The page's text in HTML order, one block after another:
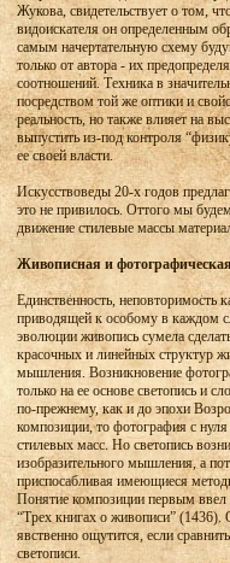
Жукова, свидетельствует о том,
видоискателя он определенным
самым начертательную схему
только от автора - их
соотношений. Техника в
посредством той же оптики и
реальность, но также влияет на
выпустить из-под контроля
ее своей власти.
Искусствоведы 20-х годов
это не привилось. Оттого мы
движение стилевые массы
Живописная и
Единственность, неповторимость
приводящей к особому в каждом
эволюции живопись сумела
красочных и линейных структур
мышления. Возникновение
только на ее основе светопись и
по-прежнему, как и до эпохи
композиции, то фотография с
стилевых масс. Но светопись
изобразительного мышления, а
приспосабливая имеющиеся
Понятие композиции первым ввел
“Трех книгах о живописи”
явственно ощутится, если
светописи.